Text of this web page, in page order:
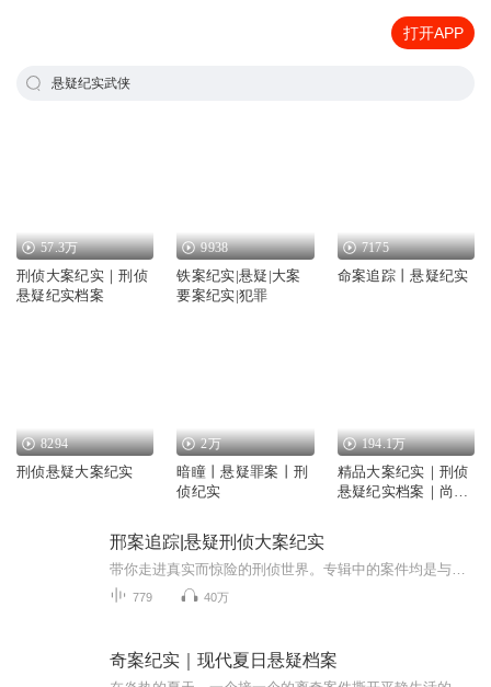
打开APP
悬疑纪实武侠
57.3万
刑侦大案纪实｜刑侦
悬疑纪实档案
9938
铁案纪实|悬疑|大案
要案纪实|犯罪
7175
命案追踪丨悬疑纪实
8294
刑侦悬疑大案纪实
2万
暗瞳丨悬疑罪案丨刑
侦纪实
194.1万
精品大案纪实｜刑侦
悬疑纪实档案｜尚文
邢案追踪|悬疑刑侦大案纪实
779 40万
奇案纪实｜现代夏日悬疑档案